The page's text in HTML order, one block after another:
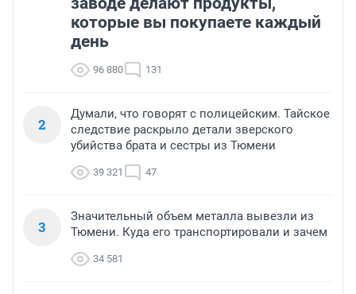
которые вы покупаете каждый
день
96 880 131
2
Думали, что говорят с полицейским. Тайское
следствие раскрыло детали зверского
убийства брата и сестры из Тюмени
39 321 47
3
Значительный объем металла вывезли из
Тюмени. Куда его транспортировали и зачем
34 581